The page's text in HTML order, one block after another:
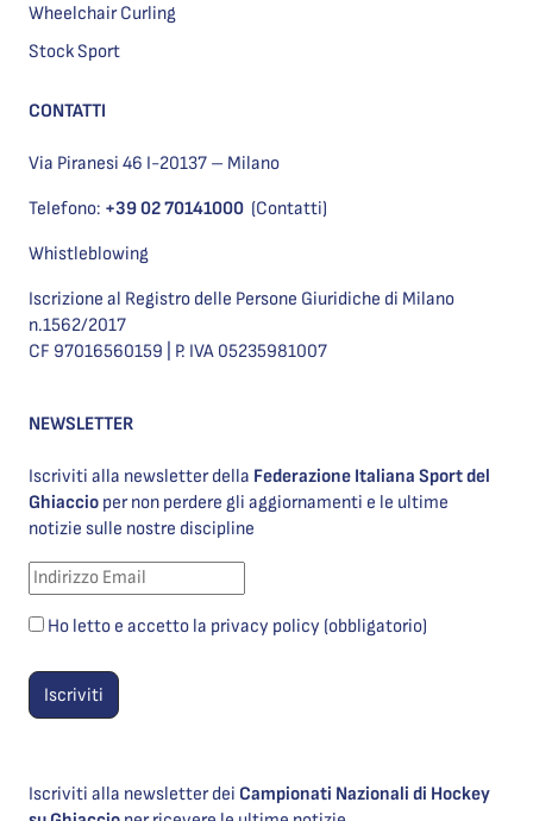
Wheelchair Curling
Stock Sport
CONTATTI
Via Piranesi 46 I-20137 – Milano
Telefono: +39 02 70141000 (Contatti)
Whistleblowing
Iscrizione al Registro delle Persone Giuridiche di Milano
n.1562/2017
CF 97016560159 | P. IVA 05235981007
NEWSLETTER
Iscriviti alla newsletter della Federazione Italiana Sport del
Ghiaccio per non perdere gli aggiornamenti e le ultime
notizie sulle nostre discipline
Ho letto e accetto la privacy policy (obbligatorio)
Iscriviti alla newsletter dei Campionati Nazionali di Hockey